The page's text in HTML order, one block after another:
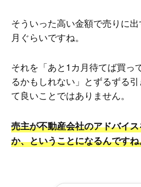
そういった高い金額で売りに
月ぐらいですね。
それを「あと1カ月待てば買っ
るかもしれない」とずるずる
て良いことではありません。
売主が不動産会社のアドバイ
か、ということになるんです